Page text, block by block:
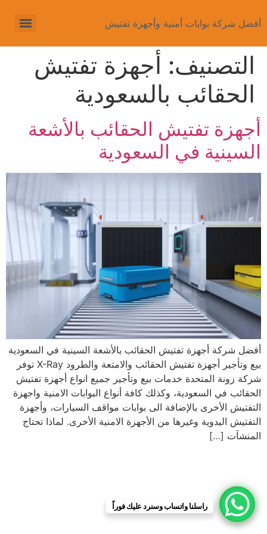
أفضل شركة بوابات أمنية وأجهزة تفتيش
التصنيف: أجهزة تفتيش
الحقائب بالسعودية
أجهزة تفتيش الحقائب بالأشعة
السينية في السعودية
أفضل شركة أجهزة تفتيش الحقائب بالأشعة السينية في السعودية
بيع وتأجير أجهزة تفتيش الحقائب والامتعة والطرود X-Ray توفر
شركة زونة المتحدة خدمات بيع وتأجير جميع انواع أجهزة تفتيش
الحقائب في السعودية، وكذلك كافة أنواع البوابات الامنية واجهزة
التفتيش الأخرى بالإضافة الى بوابات مواقف السيارات، وأجهزة
التفتيش اليدوية وغيرها من الأجهزة الامنية الأخرى. لماذا تحتاج
المنشآت […]
راسلنا واتساب وسنرد عليك فوراً